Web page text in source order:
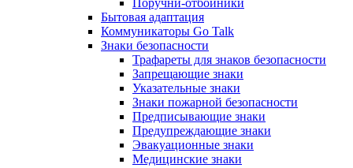
Поручни-отбойники
Бытовая адаптация
Коммуникаторы Go Talk
Знаки безопасности
Трафареты для знаков безопасности
Запрещающие знаки
Указательные знаки
Знаки пожарной безопасности
Предписывающие знаки
Предупреждающие знаки
Эвакуационные знаки
Медицинские знаки